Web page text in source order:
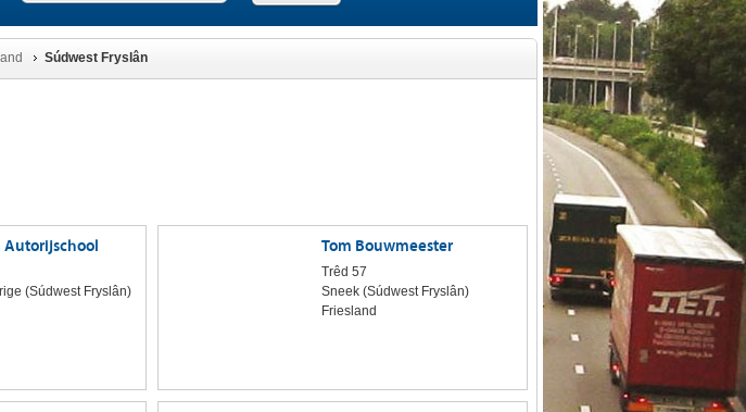
Súdwest Fryslân
Autorijschool
(Súdwest Fryslân)
Tom Bouwmeester
Trêd 57
Sneek (Súdwest Fryslân)
Friesland